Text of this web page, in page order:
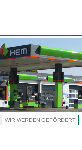
WIR WERDEN GEFÖRDERT